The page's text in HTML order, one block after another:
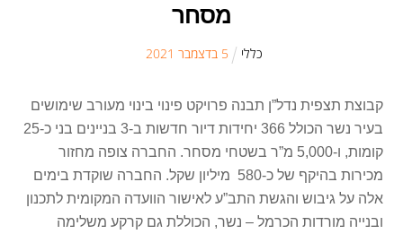
מסחר
כללי 5 בדצמבר 2021
קבוצת תצפית נדל”ן תבנה פרויקט פינוי בינוי מעורב שימושים
בעיר נשר הכולל 366 יחידות דיור חדשות ב-3 בניינים בני כ-25
קומות, ו-5,000 מ”ר בשטחי מסחר. החברה צופה מחזור
מכירות בהיקף של כ-580 מיליון שקל. החברה שוקדת בימים
אלה על גיבוש והגשת התב”ע לאישור הוועדה המקומית לתכנון
ובנייה מורדות הכרמל – נשר, הכוללת גם קרקע משלימה